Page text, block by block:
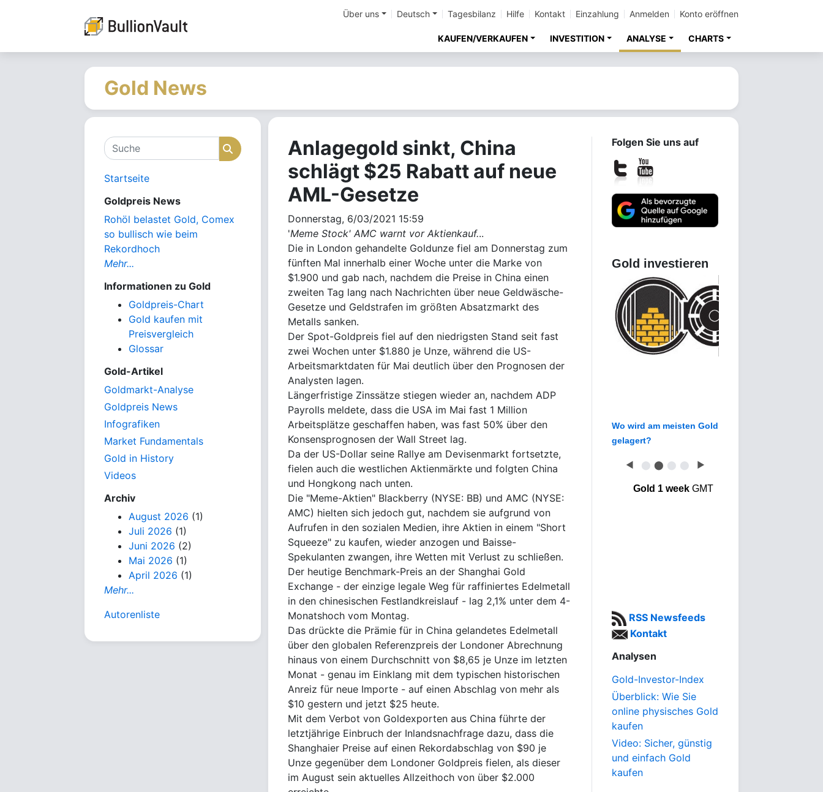
Über uns Deutsch Tagesbilanz Hilfe Kontakt Einzahlung Anmelden Konto eröffnen
KAUFEN/VERKAUFEN INVESTITION ANALYSE CHARTS
Gold News
Suche Suche
Startseite
Goldpreis News
Rohöl belastet Gold, Comex
so bullisch wie beim
Rekordhoch
Mehr...
Informationen zu Gold
Goldpreis-Chart
Gold kaufen mit
Preisvergleich
Glossar
Gold-Artikel
Goldmarkt-Analyse
Goldpreis News
Infografiken
Market Fundamentals
Gold in History
Videos
Archiv
August 2026 (1)
Juli 2026 (1)
Juni 2026 (2)
Mai 2026 (1)
April 2026 (1)
Mehr...
Autorenliste
Anlagegold sinkt, China
schlägt $25 Rabatt auf neue
AML-Gesetze
Donnerstag, 6/03/2021 15:59
'Meme Stock' AMC warnt vor Aktienkauf...
Die in London gehandelte Goldunze fiel am Donnerstag zum
fünften Mal innerhalb einer Woche unter die Marke von
$1.900 und gab nach, nachdem die Preise in China einen
zweiten Tag lang nach Nachrichten über neue Geldwäsche-
Gesetze und Geldstrafen im größten Absatzmarkt des
Metalls sanken.
Der Spot-Goldpreis fiel auf den niedrigsten Stand seit fast
zwei Wochen unter $1.880 je Unze, während die US-
Arbeitsmarktdaten für Mai deutlich über den Prognosen der
Analysten lagen.
Längerfristige Zinssätze stiegen wieder an, nachdem ADP
Payrolls meldete, dass die USA im Mai fast 1 Million
Arbeitsplätze geschaffen haben, was fast 50% über den
Konsensprognosen der Wall Street lag.
Da der US-Dollar seine Rallye am Devisenmarkt fortsetzte,
fielen auch die westlichen Aktienmärkte und folgten China
und Hongkong nach unten.
Die "Meme-Aktien" Blackberry (NYSE: BB) und AMC (NYSE:
AMC) hielten sich jedoch gut, nachdem sie aufgrund von
Aufrufen in den sozialen Medien, ihre Aktien in einem "Short
Squeeze" zu kaufen, wieder anzogen und Baisse-
Spekulanten zwangen, ihre Wetten mit Verlust zu schließen.
Der heutige Benchmark-Preis an der Shanghai Gold
Exchange - der einzige legale Weg für raffiniertes Edelmetall
in den chinesischen Festlandkreislauf - lag 2,1% unter dem 4-
Monatshoch vom Montag.
Das drückte die Prämie für in China gelandetes Edelmetall
über den globalen Referenzpreis der Londoner Abrechnung
hinaus von einem Durchschnitt von $8,65 je Unze im letzten
Monat - genau im Einklang mit dem typischen historischen
Anreiz für neue Importe - auf einen Abschlag von mehr als
$10 gestern und jetzt $25 heute.
Mit dem Verbot von Goldexporten aus China führte der
letztjährige Einbruch der Inlandsnachfrage dazu, dass die
Shanghaier Preise auf einen Rekordabschlag von $90 je
Unze gegenüber dem Londoner Goldpreis fielen, als dieser
im August sein aktuelles Allzeithoch von über $2.000
Folgen Sie uns auf
Gold investieren
Wo wird am meisten Gold
gelagert?
◀ ⬤ ⬤ ⬤ ⬤ ▶
Gold 1 weekGMT
RSS Newsfeeds
Kontakt
Analysen
Gold-Investor-Index
Überblick: Wie Sie
online physisches Gold
kaufen
Video: Sicher, günstig
und einfach Gold
kaufen